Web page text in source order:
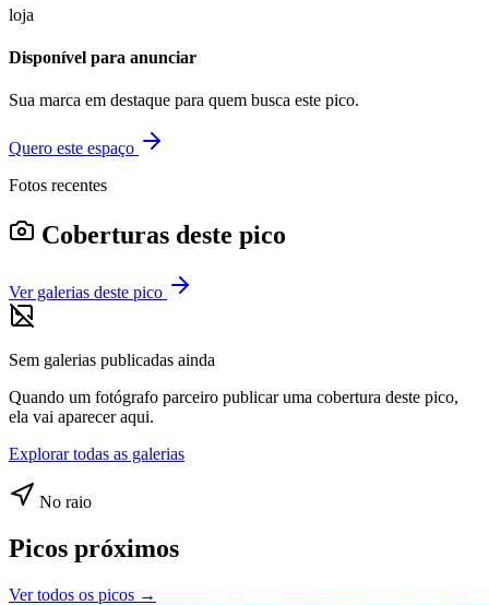
loja
Disponível para anunciar
Sua marca em destaque para quem busca este pico.
Quero este espaço
Fotos recentes
Coberturas deste pico
Ver galerias deste pico
Sem galerias publicadas ainda
Quando um fotógrafo parceiro publicar uma cobertura deste pico,
ela vai aparecer aqui.
Explorar todas as galerias
No raio
Picos próximos
Ver todos os picos →